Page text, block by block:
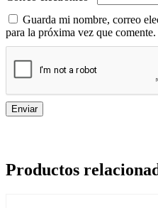
Guarda mi nombre, correo
para la próxima vez que comente.
Productos